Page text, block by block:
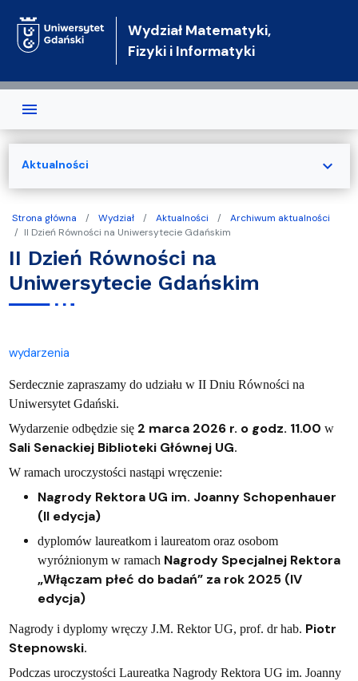
Wydział Matematyki,
Fizyki i Informatyki
Strona główna Wydział Aktualności
Archiwum aktualności
II Dzień Równości na Uniwersytecie Gdańskim
II Dzień Równości na
Uniwersytecie Gdańskim
wydarzenia
Serdecznie zapraszamy do udziału w II Dniu Równości na
Uniwersytet Gdański.
Wydarzenie odbędzie się 2 marca 2026 r. o godz. 11.00 w
Sali Senackiej Biblioteki Głównej UG.
W ramach uroczystości nastąpi wręczenie:
Nagrody Rektora UG im. Joanny Schopenhauer
(II edycja)
dyplomów laureatkom i laureatom oraz osobom
wyróżnionym w ramach Nagrody Specjalnej Rektora
„Włączam płeć do badań” za rok 2025 (IV
edycja)
Nagrody i dyplomy wręczy J.M. Rektor UG, prof. dr hab. Piotr
Stepnowski.
Podczas uroczystości Laureatka Nagrody Rektora UG im. Joanny
Aktualności expand_more